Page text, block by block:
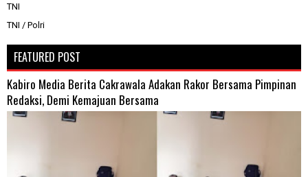
TNI
TNI / Polri
FEATURED POST
Kabiro Media Berita Cakrawala Adakan Rakor Bersama Pimpinan
Redaksi, Demi Kemajuan Bersama